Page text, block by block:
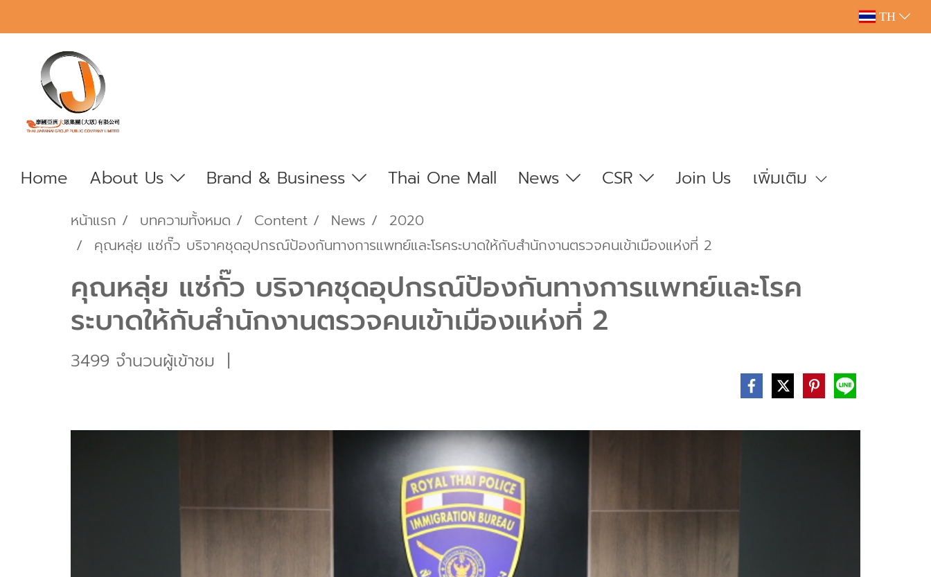
TH
Home About Us Brand & Business Thai One Mall News CSR Join Us เพิ่มเติม
หน้าแรก บทความทั้งหมด Content News
2020
คุณหลุ่ย แซ่กั๊ว บริจาคชุดอุปกรณ์ป้องกันทางการแพทย์และโรคระบาดให้กับสำนักงานตรวจคนเข้าเมืองแห่งที่ 2
คุณหลุ่ย แซ่กั๊ว บริจาคชุดอุปกรณ์ป้องกันทางการแพทย์และโรค
ระบาดให้กับสำนักงานตรวจคนเข้าเมืองแห่งที่ 2
3499 จำนวนผู้เข้าชม |